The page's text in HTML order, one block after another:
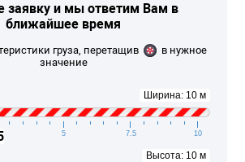
заявку и мы ответим Вам в
ближайшее время
груза, перетащив
в нужное
значение
Ширина: 10 м
5 7.5 10
Высота: 10 м